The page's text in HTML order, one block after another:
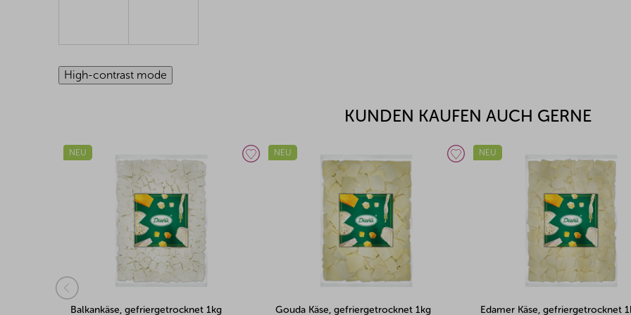
High-contrast mode
KUNDEN KAUFEN AUCH GERNE
NEU
Gouda Käse, gefriergetrocknet 1kg
NEU
Edamer Käse, gefriergetrocknet 1kg
NEU
Gouda Käse, gefriergetrocknet